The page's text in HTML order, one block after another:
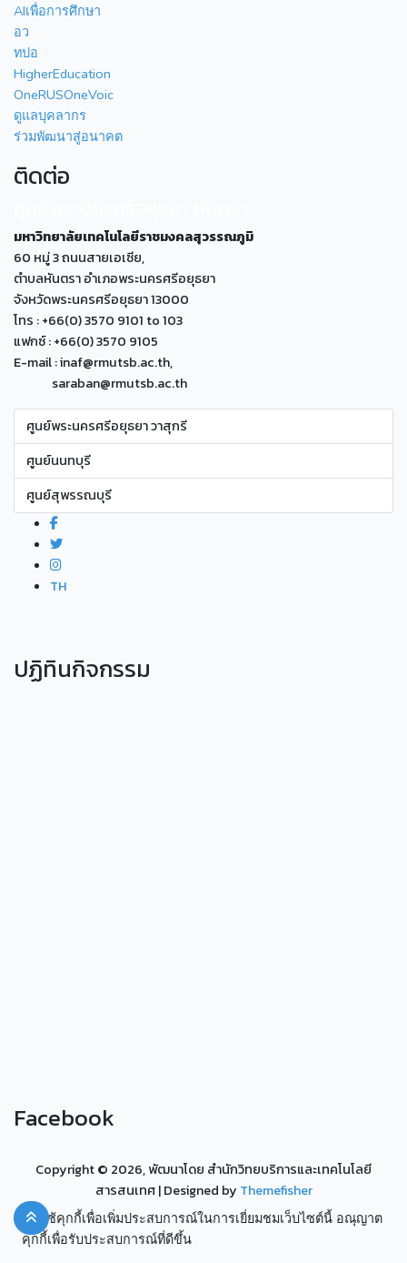
AIเพื่อการศึกษา
อว
ทปอ
HigherEducation
OneRUSOneVoic
ดูแลบุคลากร
ร่วมพัฒนาสู่อนาคต
ติดต่อ
มหาวิทยาลัยเทคโนโลยีราชมงคลสุวรรณภูมิ
60 หมู่ 3 ถนนสายเอเซีย,
ตำบลหันตรา อำเภอพระนครศรีอยุธยา
จังหวัดพระนครศรีอยุธยา 13000
โทร : +66(0) 3570 9101 to 103
แฟกซ์ : +66(0) 3570 9105
E-mail : inaf@rmutsb.ac.th,
saraban@rmutsb.ac.th
ศูนย์พระนครศรีอยุธยา วาสุกรี
ศูนย์นนทบุรี
ศูนย์สุพรรณบุรี
TH
ปฏิทินกิจกรรม
Facebook
Copyright © 2026, พัฒนาโดย สำนักวิทยบริการและเทคโนโลยี
สารสนเทศ| Designed by Themefisher
เราใช้คุกกี้เพื่อเพิ่มประสบการณ์ในการเยี่ยมชมเว็บไซต์นี้ อณุญาต
คุกกี้เพื่อรับประสบการณ์ที่ดีขึ้น